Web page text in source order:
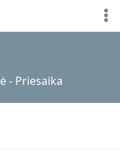
- Priesaika